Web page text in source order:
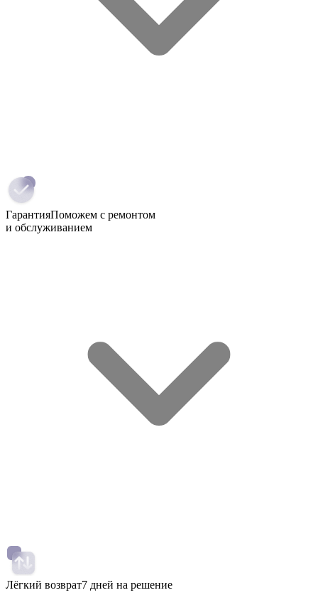
ГарантияПоможем с ремонтом
и обслуживанием
Лёгкий возврат7 дней на решение